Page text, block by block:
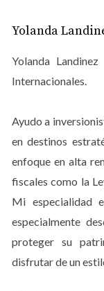
RD vs.
tu poder
Para los
República
bajoque en EE.
que tu jubilación
permiten
membresías en
al mar— que en tu
AGENDEMOS
ESTE PARAÍSO...
Yolanda
Yolanda
Internacionales.
Ayudo a
en destinos
enfoque en alta
fiscales como la
Mi especialidad
especialmente
proteger su
disfrutar de un